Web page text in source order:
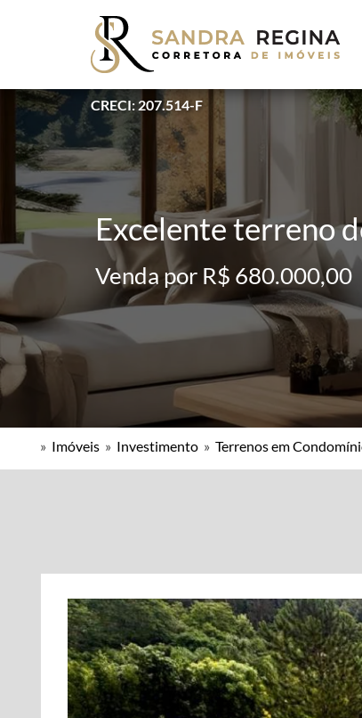
CRECI: 207.514-F
Excelente terreno
Venda por R$ 680.000,00
» Imóveis » Investimento » Terrenos em